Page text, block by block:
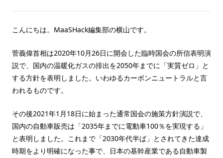
こんにちは。MaaSHack編集部の横山です。
菅義偉首相は2020年10月26日に開会した臨時国会の所信表明演
説で、国内の温暖化ガスの排出を2050年までに「実質ゼロ」と
する方針を表明しました。いわゆるカーボンニュートラルと言
われるものです。
その後2021年1月18日に始まった通常国会の施策方針演説で、
国内の自動車販売は「2035年までに電動車100％を実現する」
と表明しました。これまで「2030年代半ば」とされてきた達成
時期をより明確になった事で、日本の基幹産業である自動車製